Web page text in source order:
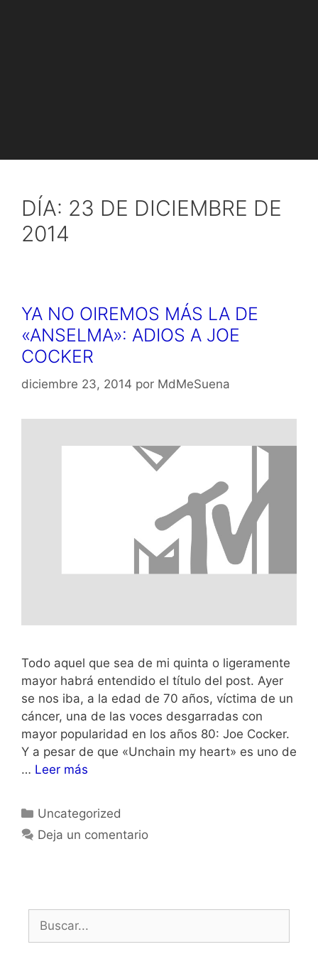
DÍA: 23 DE DICIEMBRE DE
2014
YA NO OIREMOS MÁS LA DE
«ANSELMA»: ADIOS A JOE
COCKER
diciembre 23, 2014 por MdMeSuena
Todo aquel que sea de mi quinta o ligeramente
mayor habrá entendido el título del post. Ayer
se nos iba, a la edad de 70 años, víctima de un
cáncer, una de las voces desgarradas con
mayor popularidad en los años 80: Joe Cocker.
Y a pesar de que «Unchain my heart» es uno de
… Leer más
Categorías
Uncategorized
Deja un comentario